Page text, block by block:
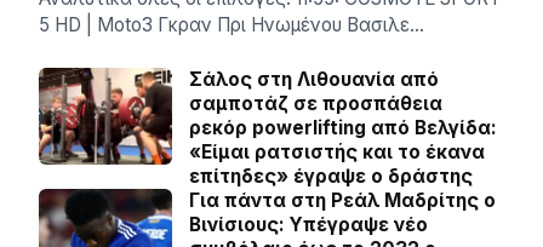
5 HD | Moto3 Γκραν Πρι Ηνωμένου Βασιλε…
Σάλος στη Λιθουανία από
σαμποτάζ σε προσπάθεια
ρεκόρ powerlifting από Βελγίδα:
«Είμαι ρατσιστής και το έκανα
επίτηδες» έγραψε ο δράστης
Για πάντα στη Ρεάλ Μαδρίτης ο
Βινίσιους: Yπέγραψε νέο